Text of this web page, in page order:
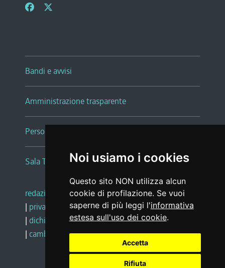
Noi usiamo i cookies
Questo sito NON utilizza alcun
cookie di profilazione. Se vuoi
saperne di più leggi l'informativa
estesa sull'uso dei cookie.
Accetta
Rifiuta
Bandi e avvisi
Amministrazione trasparente
Persone e Uffici
Sala Tiziano Tessitori
redazione web |note legali |glossario
| privacy
social media policy
| dichiarazione di accessibilità |feedback
| cambio preferenze cookie